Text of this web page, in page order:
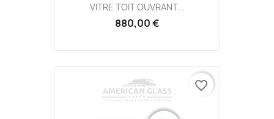
VITRE TOIT OUVRANT...
880,00 €
favorite_border